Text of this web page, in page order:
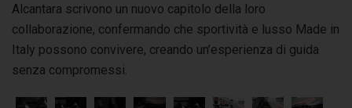
Alcantara scrivono un nuovo capitolo della loro
collaborazione, confermando che sportività e lusso Made in
Italy possono convivere, creando un’esperienza di guida
senza compromessi.